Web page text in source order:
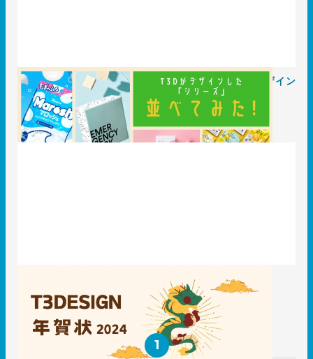
T3デザインが手掛けた「シリーズ商品」 パッケージデザイン
事例4選
2024.01.23 事例
2024年T3デザインの年賀状作り！
1